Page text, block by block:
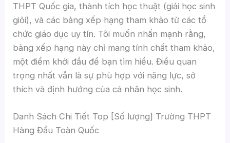
THPT Quốc gia, thành tích học thuật (giải học sinh
giỏi), và các bảng xếp hạng tham khảo từ các tổ
chức giáo dục uy tín. Tôi muốn nhấn mạnh rằng,
bảng xếp hạng này chỉ mang tính chất tham khảo,
một điểm khởi đầu để bạn tìm hiểu. Điều quan
trọng nhất vẫn là sự phù hợp với năng lực, sở
thích và định hướng của cá nhân học sinh.
Danh Sách Chi Tiết Top [Số lượng] Trường THPT
Hàng Đầu Toàn Quốc